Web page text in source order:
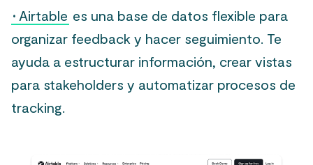
· Airtable es una base de datos flexible para
organizar feedback y hacer seguimiento. Te
ayuda a estructurar información, crear vistas
para stakeholders y automatizar procesos de
tracking.